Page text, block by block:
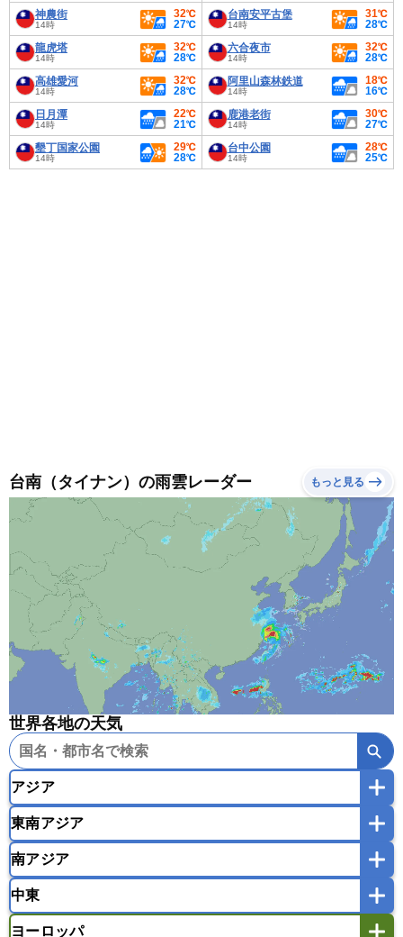
神農街
14時
32℃
27℃
台南安平古堡
14時
31℃
28℃
龍虎塔
14時
32℃
28℃
六合夜市
14時
32℃
28℃
高雄愛河
14時
32℃
28℃
阿里山森林鉄道
14時
18℃
16℃
日月潭
14時
22℃
21℃
鹿港老街
14時
30℃
27℃
墾丁国家公園
14時
29℃
28℃
台中公園
14時
28℃
25℃
台南（タイナン）の雨雲レーダー もっと見る
世界各地の天気
アジア
韓国
モンゴル
東南アジア
インドネシア
マレーシア
ミャンマー
南アジア
バングラデシュ
中東
ヨーロッパ